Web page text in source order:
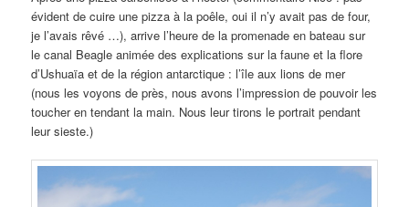
évident de cuire une pizza à la poêle, oui il n’y avait pas de four,
je l’avais rêvé …), arrive l’heure de la promenade en bateau sur
le canal Beagle animée des explications sur la faune et la flore
d’Ushuaïa et de la région antarctique : l’île aux lions de mer
(nous les voyons de près, nous avons l’impression de pouvoir les
toucher en tendant la main. Nous leur tirons le portrait pendant
leur sieste.)